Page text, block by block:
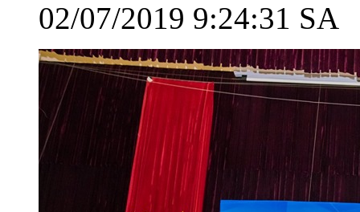
02/07/2019 9:24:31 SA